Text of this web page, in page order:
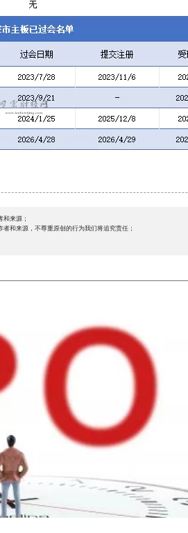
来源；
和来源，不尊重原创的行为我们将追究责任；